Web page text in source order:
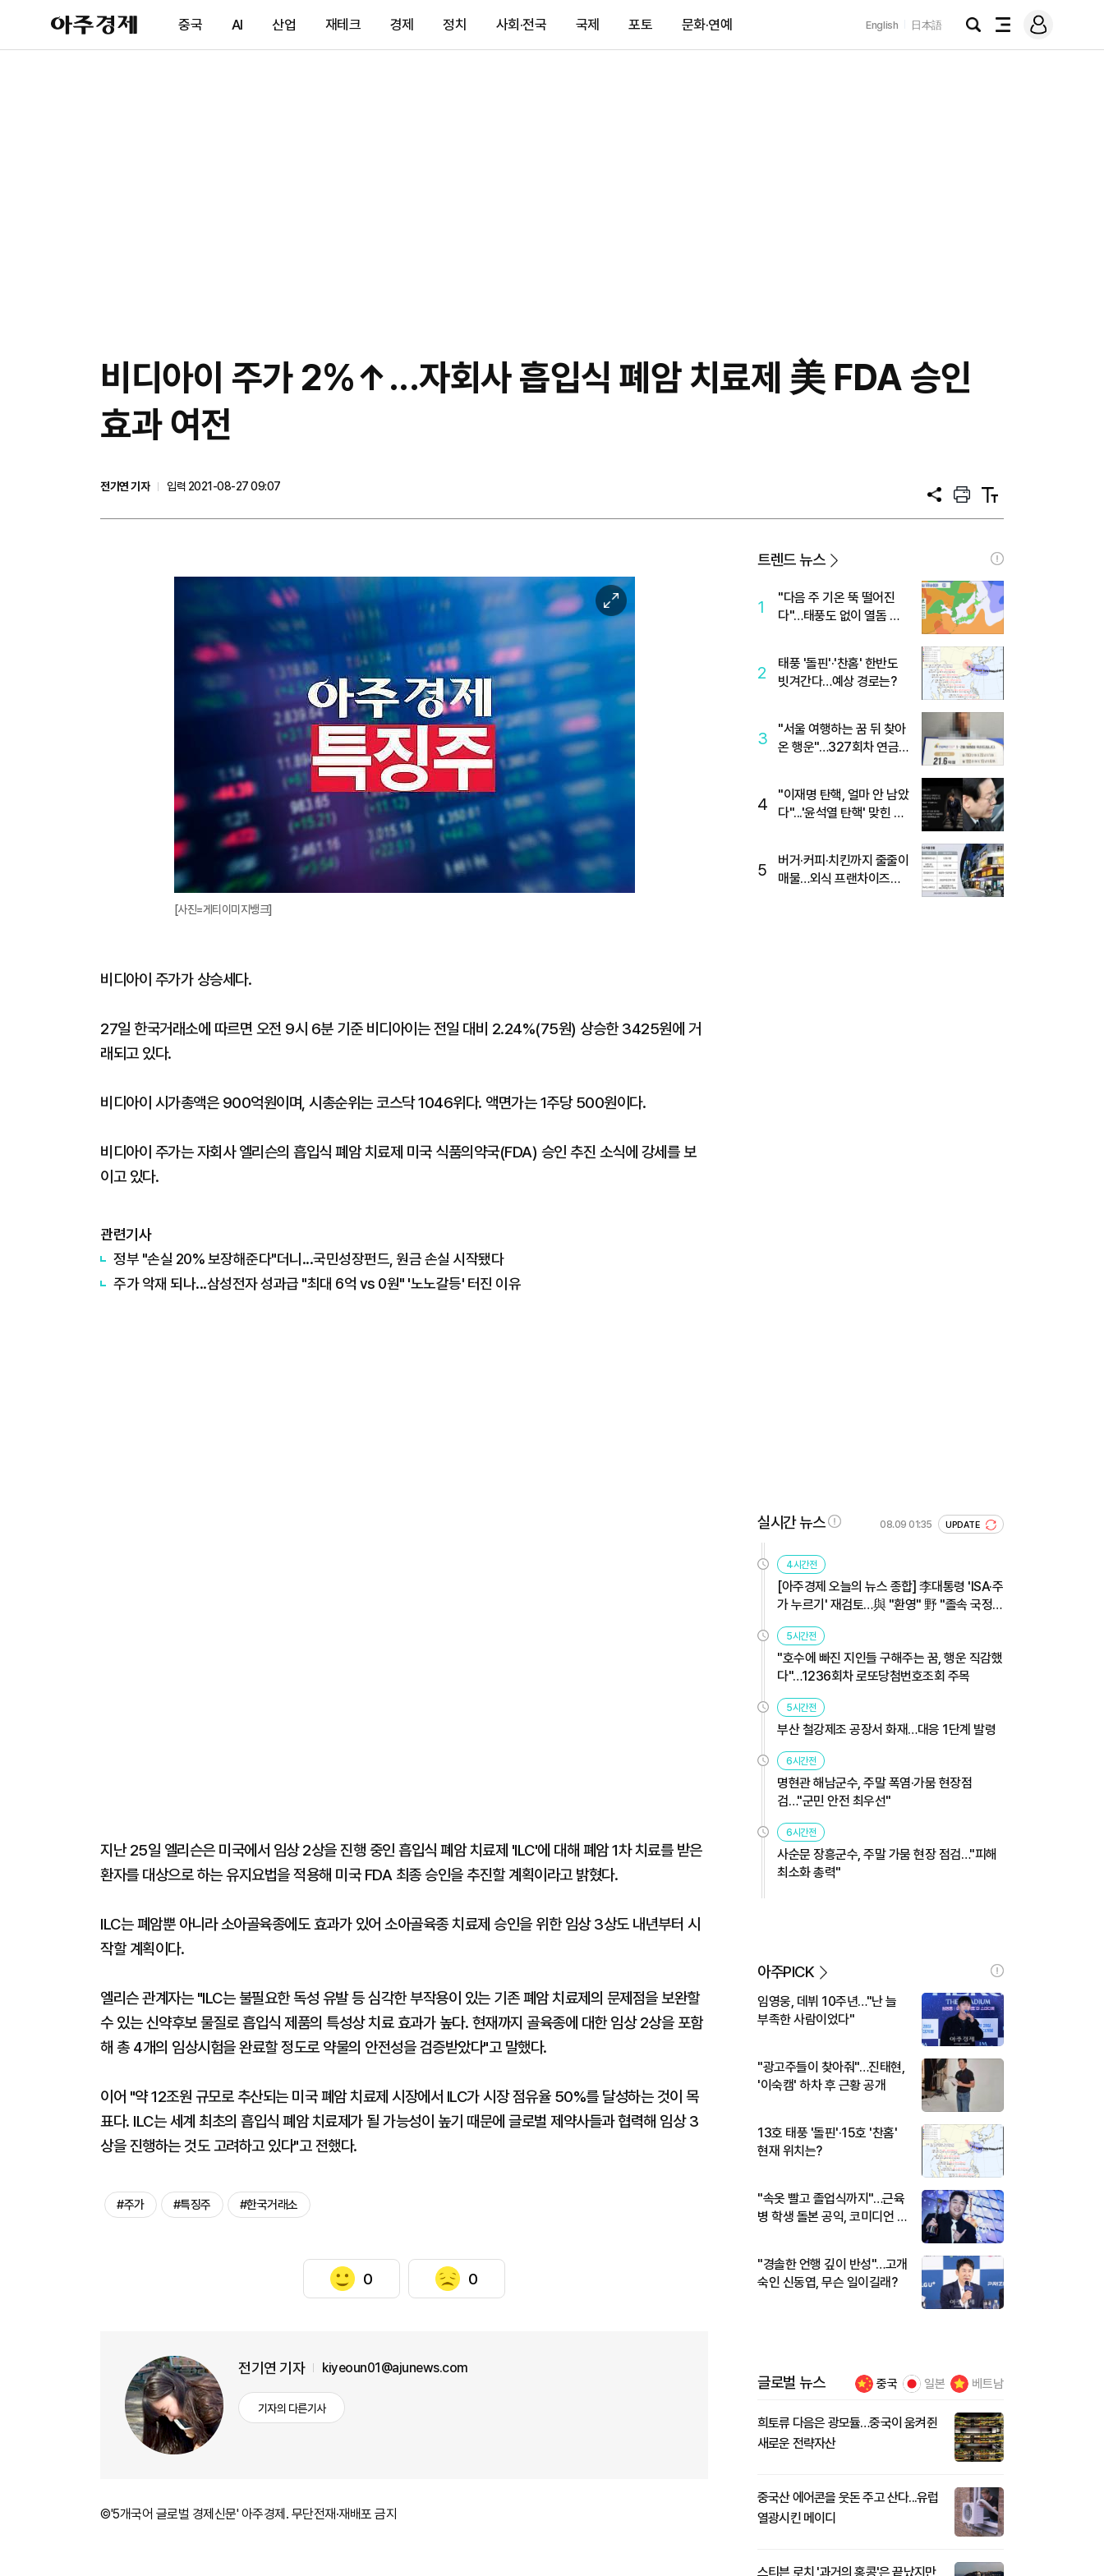
아
주
제
중국 AI 산업 재테크 경제 정치 사회·전국 국제 포토 문화·연예 English 日本語
검
전
메
그
비디아이 주가 2%↑...자회사 흡입식 폐암 치료제 美 FDA 승인
효과 여전
전기연 기자
입력 2021-08-27 09:07
공
프
트
텍
트
이
미
지
대
[사진=게티이미지뱅크]
비디아이 주가가 상승세다.
27일 한국거래소에 따르면 오전 9시 6분 기준 비디아이는 전일 대비 2.24%(75원) 상승한 3425원에 거
래되고 있다.
비디아이 시가총액은 900억원이며, 시총순위는 코스닥 1046위다. 액면가는 1주당 500원이다.
비디아이 주가는 자회사 엘리슨의 흡입식 폐암 치료제 미국 식품의약국(FDA) 승인 추진 소식에 강세를 보
이고 있다.
관련기사
정부 "손실 20% 보장해준다"더니...국민성장펀드, 원금 손실 시작됐다
주가 악재 되나...삼성전자 성과급 "최대 6억 vs 0원" '노노갈등' 터진 이유
지난 25일 엘리슨은 미국에서 임상 2상을 진행 중인 흡입식 폐암 치료제 'ILC'에 대해 폐암 1차 치료를 받은
환자를 대상으로 하는 유지요법을 적용해 미국 FDA 최종 승인을 추진할 계획이라고 밝혔다.
ILC는 폐암뿐 아니라 소아골육종에도 효과가 있어 소아골육종 치료제 승인을 위한 임상 3상도 내년부터 시
작할 계획이다.
엘리슨 관계자는 "ILC는 불필요한 독성 유발 등 심각한 부작용이 있는 기존 폐암 치료제의 문제점을 보완할
수 있는 신약후보 물질로 흡입식 제품의 특성상 치료 효과가 높다. 현재까지 골육종에 대한 임상 2상을 포함
해 총 4개의 임상시험을 완료할 정도로 약물의 안전성을 검증받았다"고 말했다.
이어 "약 12조원 규모로 추산되는 미국 폐암 치료제 시장에서 ILC가 시장 점유율 50%를 달성하는 것이 목
표다. ILC는 세계 최초의 흡입식 폐암 치료제가 될 가능성이 높기 때문에 글로벌 제약사들과 협력해 임상 3
상을 진행하는 것도 고려하고 있다"고 전했다.
#주가 #특징주 #한국거래소
0 0
전기연 기자 kiyeoun01@ajunews.com
기자의 다른기사
©'5개국어 글로벌 경제신문' 아주경제. 무단전재·재배포 금지
트렌드 뉴스
1
"다음 주 기온 뚝 떨어진
다"…태풍도 없이 열돔 박
2
태풍 '돌핀'·'찬홈' 한반도
빗겨간다…예상 경로는?
3
"서울 여행하는 꿈 뒤 찾아
온 행운"…327회차 연금
4
"이재명 탄핵, 얼마 안 남았
다"...'윤석열 탄핵' 맞힌 무
5
버거·커피·치킨까지 줄줄이
매물…외식 프랜차이즈
실시간 뉴스 08.09 01:35 UPDATE
4시간전
[아주경제 오늘의 뉴스 종합] 李대통령 'ISA·주
가 누르기' 재검토…與 "환영" 野 "졸속 국정"
外
5시간전
"호수에 빠진 지인들 구해주는 꿈, 행운 직감했
다"…1236회차 로또당첨번호조회 주목
5시간전
부산 철강제조 공장서 화재…대응 1단계 발령
6시간전
명현관 해남군수, 주말 폭염·가뭄 현장점
검…"군민 안전 최우선"
6시간전
사순문 장흥군수, 주말 가뭄 현장 점검…"피해
최소화 총력"
아주PICK
임영웅, 데뷔 10주년…"난 늘
부족한 사람이었다"
"광고주들이 찾아줘"…진태현,
'이숙캠' 하차 후 근황 공개
13호 태풍 '돌핀'·15호 '찬홈'
현재 위치는?
"속옷 빨고 졸업식까지"…근육
병 학생 돌본 공익, 코미디언 김
"경솔한 언행 깊이 반성"…고개
숙인 신동엽, 무슨 일이길래?
글로벌 뉴스 중국 일본 베트남
희토류 다음은 광모듈…중국이 움켜쥔
새로운 전략자산
중국산 에어콘을 웃돈 주고 산다...유럽
열광시킨 메이디
스티븐 로치 '과거의 홍콩'은 끝났지만